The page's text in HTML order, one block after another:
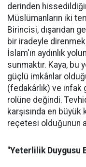
derinden
Müslümanların iki
Birincisi, dışarıdan
bir iradeyle
İslam'ın aydınlık
sunmaktır. Kaya, bu
güçlü imkânlar
(fedakârlık) ve infak
rolüne değindi.
karşısında en
reçetesi olduğunun
"Yeterlilik Duygusu